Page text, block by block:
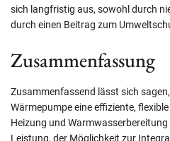
sich langfristig aus, sowohl durch
durch einen Beitrag zum
Zusammenfassung
Zusammenfassend lässt sich
Wärmepumpe eine effiziente,
Heizung und
Leistung, der Möglichkeit zur